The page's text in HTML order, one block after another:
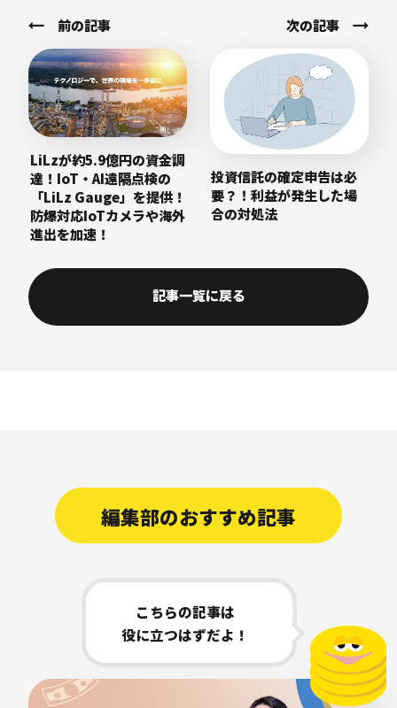
前の記事
LiLzが約5.9億円の資金調
達！IoT・AI遠隔点検の
「LiLz Gauge」を提供！
防爆対応IoTカメラや海外
進出を加速！
次の記事
投資信託の確定申告は必
要？！利益が発生した場
合の対処法
記事一覧に戻る
こちらの記事は
役に立つはずだよ！
編集部のおすすめ記事